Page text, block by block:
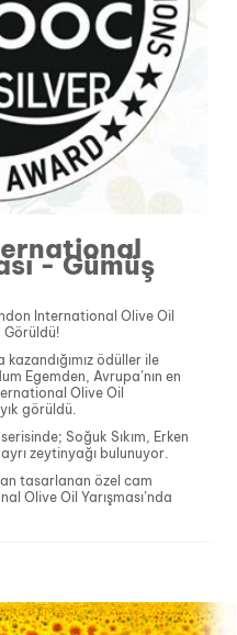
- Gümüş
International Olive Oil
Görüldü!
kazandığımız ödüller ile
Egemden, Avrupa’nın en
Olive Oil
görüldü.
Soğuk Sıkım, Erken
zeytinyağı bulunuyor.
tasarlanan özel cam
Olive Oil Yarışması’nda